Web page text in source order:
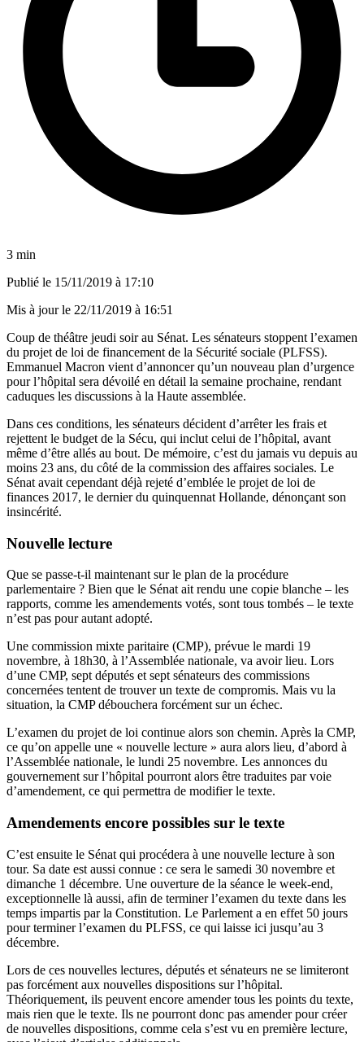
3 min
Publié le 15/11/2019 à 17:10
Mis à jour le 22/11/2019 à 16:51
Coup de théâtre jeudi soir au Sénat. Les sénateurs stoppent l’examen
du projet de loi de financement de la Sécurité sociale (PLFSS).
Emmanuel Macron vient d’annoncerqu’un nouveau plan d’urgence
pour l’hôpital sera dévoilé en détail la semaine prochaine, rendant
caduques les discussions à la Haute assemblée.
Dans ces conditions, les sénateurs décident d’arrêter les frais et
rejettent le budget de la Sécu, qui inclut celui de l’hôpital, avant
même d’être allés au bout. De mémoire, c’est du jamais vu depuis au
moins 23 ans, du côté de la commission des affaires sociales. Le
Sénat avait cependant déjà rejeté d’emblée le projet de loi de
finances 2017, le dernier du quinquennat Hollande, dénonçant son
insincérité.
Nouvelle lecture
Que se passe-t-il maintenant sur le plan de la procédure
parlementaire ? Bien que le Sénat ait rendu une copie blanche – les
rapports, comme les amendements votés, sont tous tombés – le texte
n’est pas pour autant adopté.
Une commission mixte paritaire (CMP), prévue le mardi 19
novembre, à 18h30, à l’Assemblée nationale, va avoir lieu. Lors
d’une CMP, sept députés et sept sénateurs des commissions
concernées tentent de trouver un texte de compromis. Mais vu la
situation, la CMP débouchera forcément sur un échec.
L’examen du projet de loi continue alors son chemin. Après la CMP,
ce qu’on appelle une « nouvelle lecture » aura alors lieu, d’abord à
l’Assemblée nationale, le lundi 25 novembre. Les annonces du
gouvernement sur l’hôpital pourront alors être traduites par voie
d’amendement, ce qui permettra de modifier le texte.
Amendements encore possibles sur le texte
C’est ensuite le Sénat qui procédera à une nouvelle lecture à son
tour. Sa date est aussi connue : ce sera le samedi 30 novembre et
dimanche 1 décembre. Une ouverture de la séance le week-end,
exceptionnelle là aussi, afin de terminer l’examen du texte dans les
temps impartis par la Constitution. Le Parlement a en effet 50 jours
pour terminer l’examen du PLFSS, ce qui laisse ici jusqu’au 3
décembre.
Lors de ces nouvelles lectures, députés et sénateurs ne se limiteront
pas forcément aux nouvelles dispositions sur l’hôpital.
Théoriquement, ils peuvent encore amender tous les points du texte,
mais rien que le texte. Ils ne pourront donc pas amender pour créer
de nouvelles dispositions, comme cela s’est vu en première lecture,